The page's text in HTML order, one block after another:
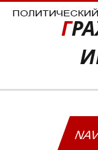
ГРАЖДАНСКИЙ